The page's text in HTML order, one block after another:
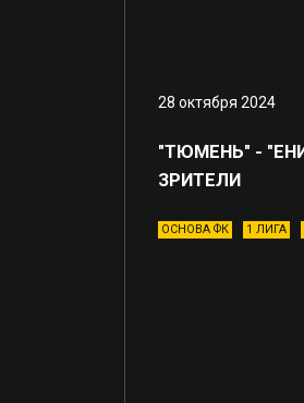
28 октября 2024
"ТЮМЕНЬ" -
ЗРИТЕЛИ
ОСНОВА ФК 1 ЛИГА